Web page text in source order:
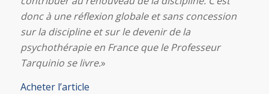
donc à une réflexion globale et sans concession
sur la discipline et sur le devenir de la
psychothérapie en France que le Professeur
Tarquinio se livre.»
Acheter l’article